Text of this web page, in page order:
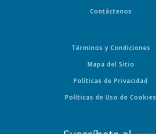
Contáctenos
Términos y Condiciones
Mapa del Sitio
Políticas de Privacidad
Políticas de Uso de Cookies